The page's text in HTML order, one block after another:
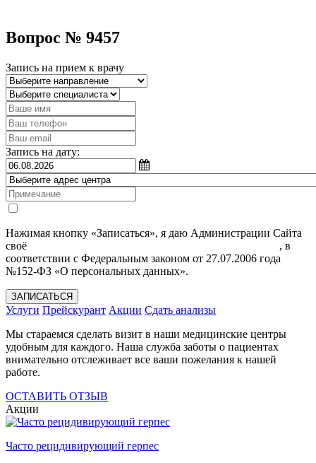
Вопрос № 9457
Запись на прием к врачу
Запись на дату:
Нажимая кнопку «Записаться», я даю Администрации Сайта
своё
, в
соответствии с Федеральным законом от 27.07.2006 года
№152-ФЗ «О персональных данных».
ЗАПИСАТЬСЯ
Услуги Прейскурант Акции Сдать анализы
Мы стараемся сделать визит в наши медицинские центры
удобным для каждого. Наша служба заботы о пациентах
внимательно отслеживает все ваши пожелания к нашей
работе.
ОСТАВИТЬ ОТЗЫВ
Акции
Часто рецидивирующий герпес